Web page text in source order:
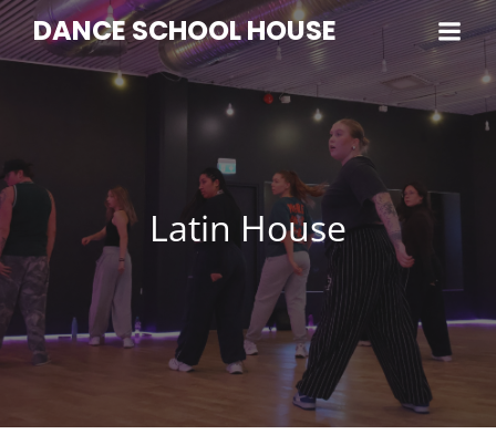
DANCE SCHOOL HOUSE
Latin House